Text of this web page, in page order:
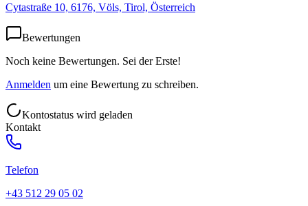
Cytastraße 10, 6176, Völs, Tirol, Österreich
Bewertungen
Noch keine Bewertungen. Sei der Erste!
Anmelden um eine Bewertung zu schreiben.
Kontostatus wird geladen
Kontakt
Telefon
+43 512 29 05 02